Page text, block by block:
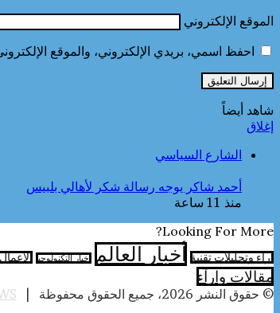
الموقع الإلكتروني
احفظ اسمي، بريدي الإلكتروني، والموقع
شاهد أيضاً
إغلاق
الشارع السياسي
أحمد شاكر يوجه رسالة شكر لأهالي بلبيس
منذ 11 ساعة
Looking For More?
آراء وتحليلات تقنية أخبار العالم اخبار التكنولوجيا
مقالات وارآء
© حقوق النشر 2026، جميع الحقوق محفوظة |